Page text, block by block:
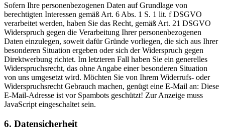
Sofern Ihre personenbezogenen Daten auf Grundlage von
berechtigten Interessen gemäß Art. 6 Abs. 1 S. 1 lit. f DSGVO
verarbeitet werden, haben Sie das Recht, gemäß Art. 21 DSGVO
Widerspruch gegen die Verarbeitung Ihrer personenbezogenen
Daten einzulegen, soweit dafür Gründe vorliegen, die sich aus Ihrer
besonderen Situation ergeben oder sich der Widerspruch gegen
Direktwerbung richtet. Im letzteren Fall haben Sie ein generelles
Widerspruchsrecht, das ohne Angabe einer besonderen Situation
von uns umgesetzt wird. Möchten Sie von Ihrem Widerrufs- oder
Widerspruchsrecht Gebrauch machen, genügt eine E-Mail an: Diese
E-Mail-Adresse ist vor Spambots geschützt! Zur Anzeige muss
JavaScript eingeschaltet sein.
6. Datensicherheit